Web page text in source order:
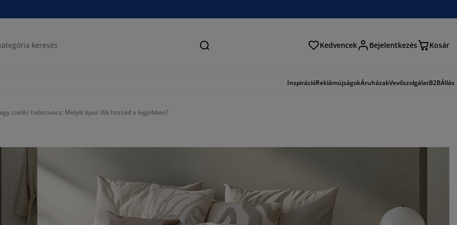
Keresés Kedvencek Bejelentkezés Kosár
InspirációReklámújságokÁruházakVevőszolgálatB2BÁllás
zselés habszivacs: Melyik típus illik hozzád a legjobban?